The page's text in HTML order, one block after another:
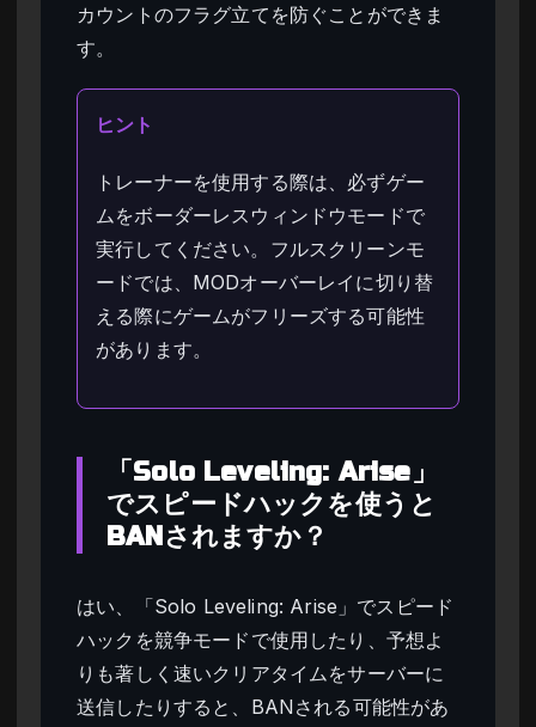
カウントのフラグ立てを防ぐことができま
す。
ヒント
トレーナーを使用する際は、必ずゲー
ムをボーダーレスウィンドウモードで
実行してください。フルスクリーンモ
ードでは、MODオーバーレイに切り替
える際にゲームがフリーズする可能性
があります。
「Solo Leveling: Arise」
でスピードハックを使うと
BANされますか？
はい、「Solo Leveling: Arise」でスピード
ハックを競争モードで使用したり、予想よ
りも著しく速いクリアタイムをサーバーに
送信したりすると、BANされる可能性があ